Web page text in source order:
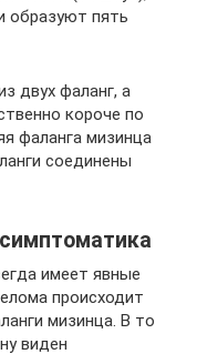
образуют пять
двух фаланг, а
короче по
фаланга мизинца
соединены
имеет явные
происходит
мизинца. В то
виден